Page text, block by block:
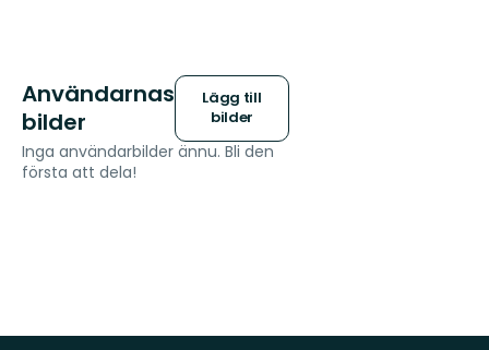
Användarnas
bilder
Lägg till
bilder
Inga användarbilder ännu. Bli den
första att dela!